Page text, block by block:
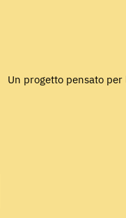
Un progetto pensato